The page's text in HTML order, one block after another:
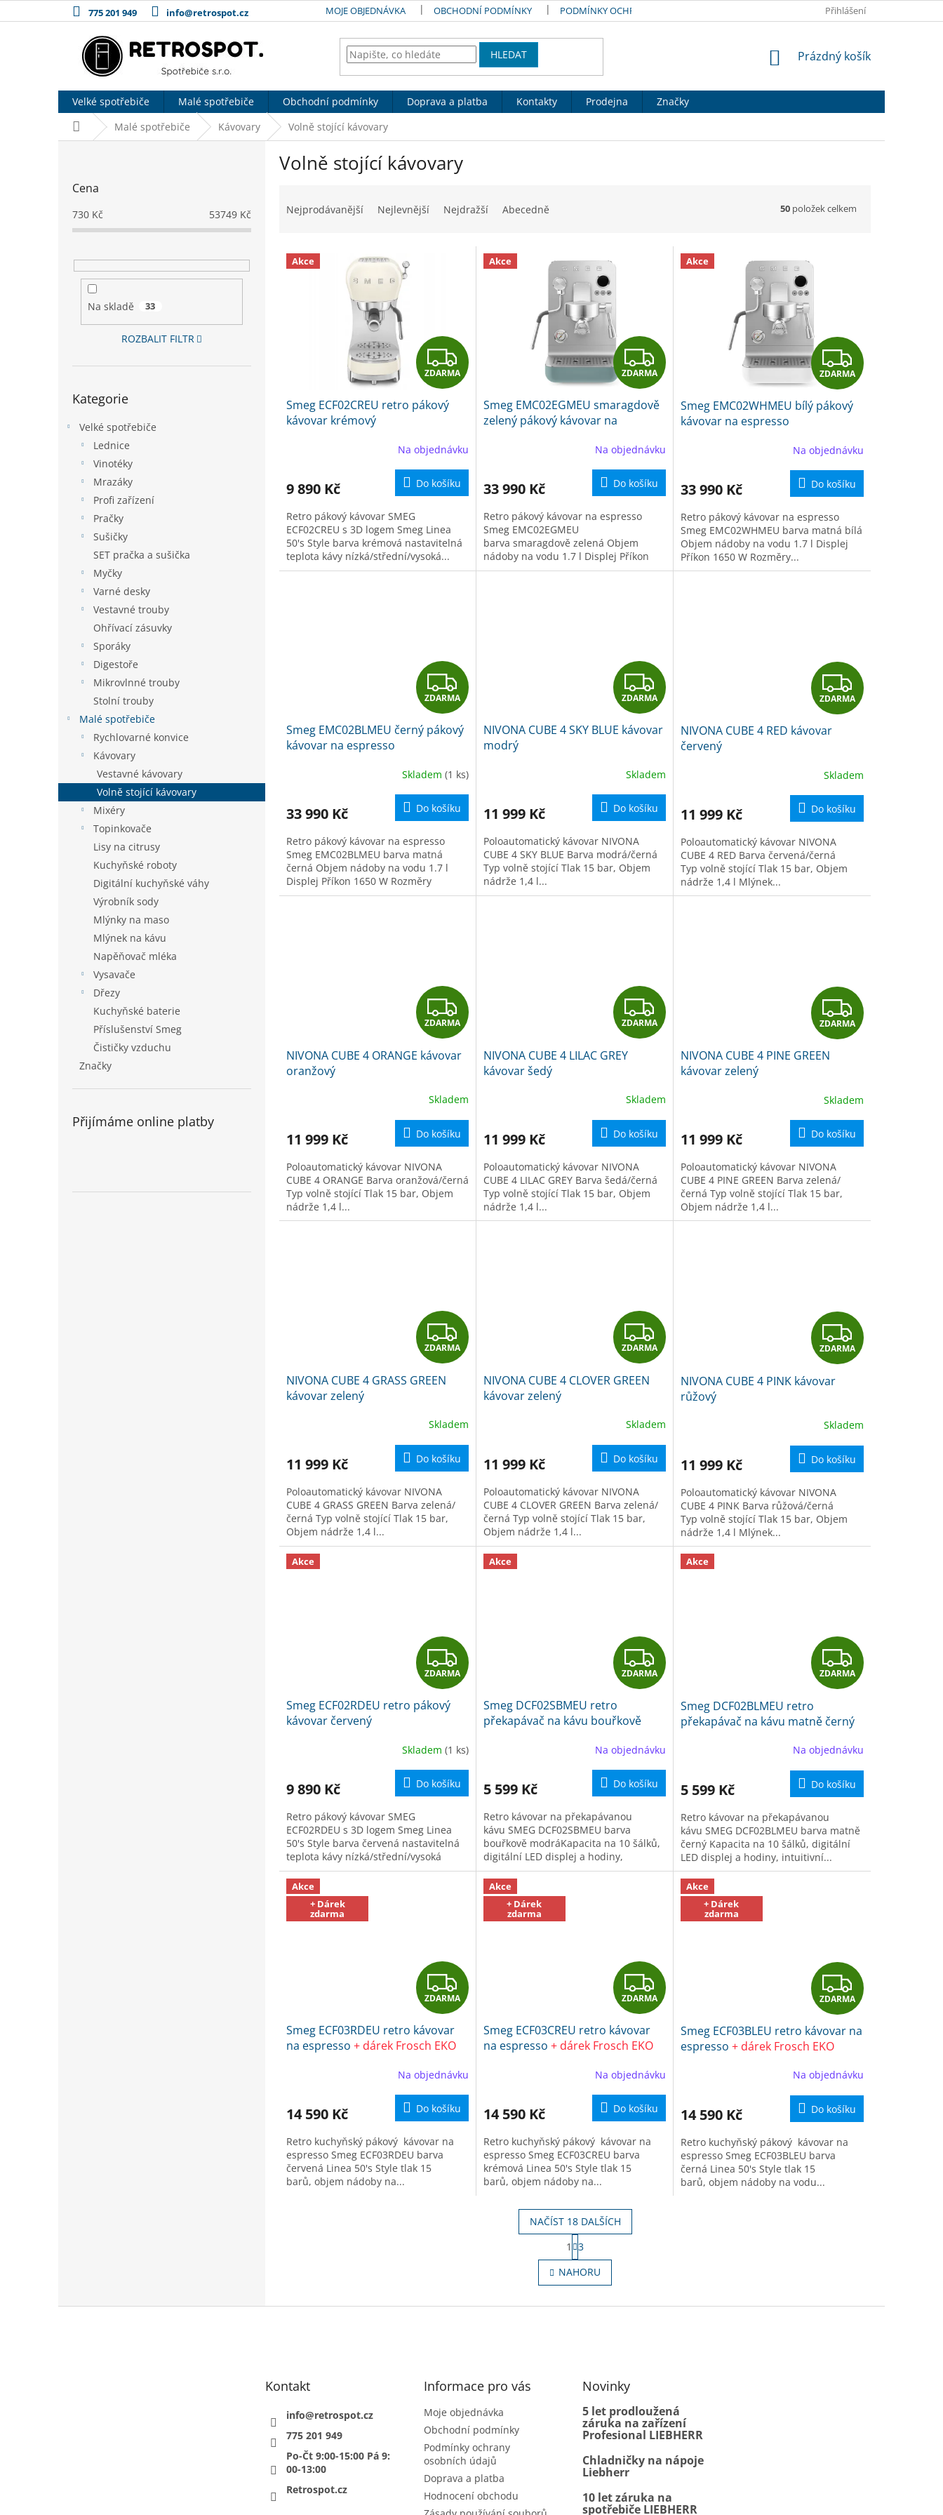
na
775 201 949 info@retrospot.cz MOJE OBJEDNÁVKA OBCHODNÍ PODMÍNKY PODMÍNKY OCHRANY OSOBNÍCH ÚDAJŮ DOPRAVA A PLATBAPřihlášení
HLEDAT
NÁKUPNÍ
Prázdný košík
Velké spotřebiče Malé spotřebiče Obchodní podmínky Doprava a platba Kontakty Prodejna
Značky
Domů Malé spotřebiče Kávovary Volně stojící kávovary
Cena
730 Kč 53749 Kč
Na skladě 33
ROZBALIT FILTR
kategorie
Kategorie
Velké spotřebiče
Lednice
Vinotéky
Mrazáky
Profi zařízení
Pračky
Sušičky
SET pračka a sušička
Myčky
Varné desky
Vestavné trouby
Ohřívací zásuvky
Sporáky
Digestoře
Mikrovlnné trouby
Stolní trouby
Malé spotřebiče
Rychlovarné konvice
Kávovary
Vestavné kávovary
Volně stojící kávovary
Mixéry
Topinkovače
Lisy na citrusy
Kuchyňské roboty
Digitální kuchyňské váhy
Výrobník sody
Mlýnky na maso
Mlýnek na kávu
Napěňovač mléka
Vysavače
Dřezy
Kuchyňské baterie
Příslušenství Smeg
Čističky vzduchu
Značky
Přijímáme online platby
Volně stojící kávovary
n
Nejprodávanější Nejlevnější Nejdražší Abecedně 50 položek celkem
V Akce
Z
D
R
M
A
ZDARMA
Smeg ECF02CREU retro pákový
kávovar krémový
Na objednávku
9 890 Kč Do košíku
Retro pákový kávovar SMEG
ECF02CREU s 3D logem Smeg Linea
50's Style barva krémová nastavitelná
teplota kávy nízká/střední/vysoká...
Akce
Z
D
A
R
M
A
ZDARMA
Smeg EMC02EGMEU smaragdově
zelený pákový kávovar na
Na objednávku
33 990 Kč Do košíku
Retro pákový kávovar na espresso
Smeg EMC02EGMEU
barva smaragdově zelená Objem
nádoby na vodu 1.7 l Displej Příkon
1650 W...
Akce
Z
D
A
R
M
A
ZDARMA
Smeg EMC02WHMEU bílý pákový
kávovar na espresso
Na objednávku
33 990 Kč Do košíku
Retro pákový kávovar na espresso
Smeg EMC02WHMEU barva matná bílá
Objem nádoby na vodu 1.7 l Displej
Příkon 1650 W Rozměry...
Z
D
A
R
M
A
ZDARMA
Smeg EMC02BLMEU černý pákový
kávovar na espresso
Skladem (1 ks)
33 990 Kč Do košíku
Retro pákový kávovar na espresso
Smeg EMC02BLMEU barva matná
černá Objem nádoby na vodu 1.7 l
Displej Příkon 1650 W Rozměry
výrobku...
Z
D
A
R
M
A
ZDARMA
NIVONA CUBE 4 SKY BLUE kávovar
modrý
Skladem
11 999 Kč Do košíku
Poloautomatický kávovar NIVONA
CUBE 4 SKY BLUE Barva modrá/černá
Typ volně stojící Tlak 15 bar, Objem
nádrže 1,4 l...
Z
D
R
M
A
ZDARMA
NIVONA CUBE 4 RED kávovar
červený
Skladem
11 999 Kč Do košíku
Poloautomatický kávovar NIVONA
CUBE 4 RED Barva červená/černá
Typ volně stojící Tlak 15 bar, Objem
nádrže 1,4 l Mlýnek...
Z
D
A
R
M
A
ZDARMA
NIVONA CUBE 4 ORANGE kávovar
oranžový
Skladem
11 999 Kč Do košíku
Poloautomatický kávovar NIVONA
CUBE 4 ORANGE Barva oranžová/černá
Typ volně stojící Tlak 15 bar, Objem
nádrže 1,4 l...
Z
D
R
M
A
ZDARMA
NIVONA CUBE 4 LILAC GREY
kávovar šedý
Skladem
11 999 Kč Do košíku
Poloautomatický kávovar NIVONA
CUBE 4 LILAC GREY Barva šedá/černá
Typ volně stojící Tlak 15 bar, Objem
nádrže 1,4 l...
Z
D
R
M
A
ZDARMA
NIVONA CUBE 4 PINE GREEN
kávovar zelený
Skladem
11 999 Kč Do košíku
Poloautomatický kávovar NIVONA
CUBE 4 PINE GREEN Barva zelená/
černá Typ volně stojící Tlak 15 bar,
Objem nádrže 1,4 l...
Z
D
R
M
A
ZDARMA
NIVONA CUBE 4 GRASS GREEN
kávovar zelený
Skladem
11 999 Kč Do košíku
Poloautomatický kávovar NIVONA
CUBE 4 GRASS GREEN Barva zelená/
černá Typ volně stojící Tlak 15 bar,
Objem nádrže 1,4 l...
Z
D
R
M
A
ZDARMA
NIVONA CUBE 4 CLOVER GREEN
kávovar zelený
Skladem
11 999 Kč Do košíku
Poloautomatický kávovar NIVONA
CUBE 4 CLOVER GREEN Barva zelená/
černá Typ volně stojící Tlak 15 bar,
Objem nádrže 1,4 l...
Z
D
R
M
A
ZDARMA
NIVONA CUBE 4 PINK kávovar
růžový
Skladem
11 999 Kč Do košíku
Poloautomatický kávovar NIVONA
CUBE 4 PINK Barva růžová/černá
Typ volně stojící Tlak 15 bar, Objem
nádrže 1,4 l Mlýnek...
Akce
Z
D
R
M
A
ZDARMA
Smeg ECF02RDEU retro pákový
kávovar červený
Skladem (1 ks)
9 890 Kč Do košíku
Retro pákový kávovar SMEG
ECF02RDEU s 3D logem Smeg Linea
50's Style barva červená nastavitelná
teplota kávy nízká/střední/vysoká
objem...
Akce
Z
D
R
M
A
ZDARMA
Smeg DCF02SBMEU retro
překapávač na kávu bouřkově
Na objednávku
5 599 Kč Do košíku
Retro kávovar na překapávanou
kávu SMEG DCF02SBMEU barva
bouřkově modráKapacita na 10 šálků,
digitální LED displej a hodiny,
intuitivní...
Akce
Z
D
A
R
M
A
ZDARMA
Smeg DCF02BLMEU retro
překapávač na kávu matně černý
Na objednávku
5 599 Kč Do košíku
Retro kávovar na překapávanou
kávu SMEG DCF02BLMEU barva matně
černý Kapacita na 10 šálků, digitální
LED displej a hodiny, intuitivní...
Akce
+ Dárek
zdarma
Z
D
R
M
A
ZDARMA
Smeg ECF03RDEU retro kávovar
na espresso + dárek Frosch EKO
Na objednávku
14 590 Kč Do košíku
Retro kuchyňský pákový kávovar na
espresso Smeg ECF03RDEU barva
červená Linea 50's Style tlak 15
barů, objem nádoby na...
Akce
+ Dárek
zdarma
Z
D
R
M
A
ZDARMA
Smeg ECF03CREU retro kávovar
na espresso + dárek Frosch EKO
Na objednávku
14 590 Kč Do košíku
Retro kuchyňský pákový kávovar na
espresso Smeg ECF03CREU barva
krémová Linea 50's Style tlak 15
barů, objem nádoby na...
Akce
+ Dárek
zdarma
Z
D
A
R
M
A
ZDARMA
Smeg ECF03BLEU retro kávovar na
espresso + dárek Frosch EKO
Na objednávku
14 590 Kč Do košíku
Retro kuchyňský pákový kávovar na
espresso Smeg ECF03BLEU barva
černá Linea 50's Style tlak 15
barů, objem nádoby na vodu...
O
v
l
d
NAČÍST 18 DALŠÍCH
S
t
r
á
n
o
1
3
NAHORU
Kontakt
info@retrospot.cz
775 201 949
Po-Čt 9:00-15:00 Pá 9:
00-13:00
Retrospot.cz
Informace pro vás
Moje objednávka
Obchodní podmínky
Podmínky ochrany
osobních údajů
Doprava a platba
Hodnocení obchodu
Novinky
5 let prodloužená
záruka na zařízení
Profesional LIEBHERR
Chladničky na nápoje
Liebherr
10 let záruka na
spotřebiče LIEBHERR